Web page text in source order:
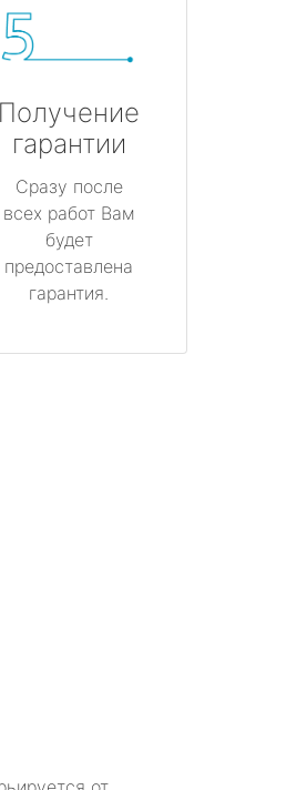
Получение
гарантии
Сразу после
всех работ Вам
будет
предоставлена
гарантия.